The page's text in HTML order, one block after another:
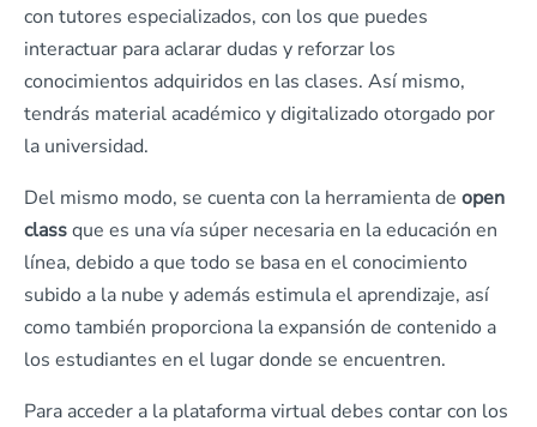
con tutores especializados, con los que puedes
interactuar para aclarar dudas y reforzar los
conocimientos adquiridos en las clases. Así mismo,
tendrás material académico y digitalizado otorgado por
la universidad.
Del mismo modo, se cuenta con la herramienta de open
classque es una vía súper necesaria en la educación en
línea, debido a que todo se basa en el conocimiento
subido a la nube y además estimula el aprendizaje, así
como también proporciona la expansión de contenido a
los estudiantes en el lugar donde se encuentren.
Para acceder a la plataforma virtual debes contar con los